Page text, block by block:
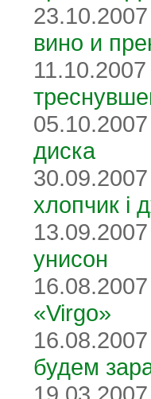
вино и
диска
хлопчик і
унисон
«Virgo»
будем